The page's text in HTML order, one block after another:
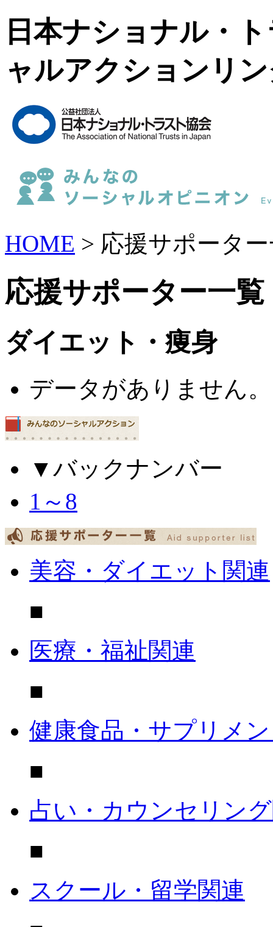
日本ナショナル・
ャルアクションリ
HOME > 応援サポータ
応援サポーター一
ダイエット・痩身
データがありません。
▼バックナンバー
1～8
美容・ダイエット関連
■
医療・福祉関連
■
健康食品・サプリメ
■
占い・カウンセリン
■
スクール・留学関連